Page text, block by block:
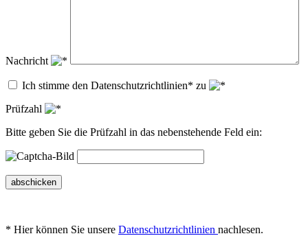
Nachricht
Ich stimme den Datenschutzrichtlinien* zu
Prüfzahl
Bitte geben Sie die Prüfzahl in das nebenstehende Feld ein:
abschicken
* Hier können Sie unsere Datenschutzrichtlinien nachlesen.